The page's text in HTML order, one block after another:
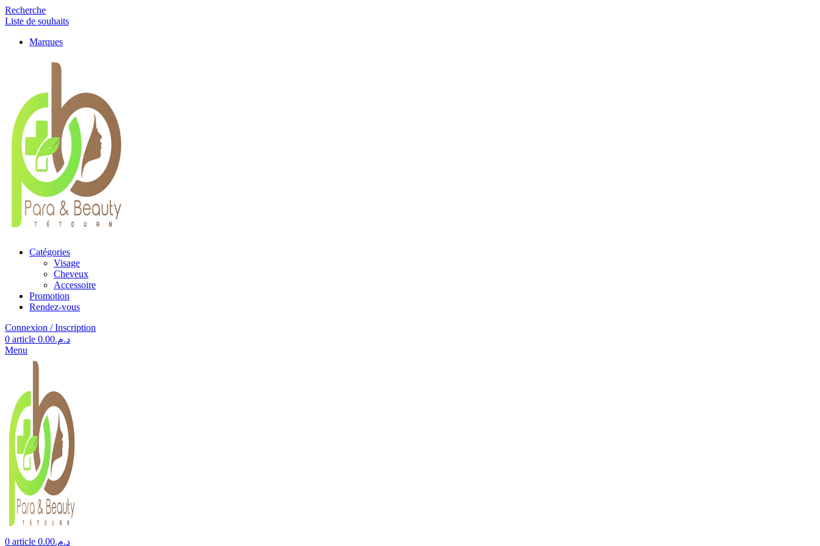
Recherche
Liste de souhaits
Marques
Catégories
Visage
Cheveux
Accessoire
Promotion
Rendez-vous
Connexion / Inscription
0 article د.م.0.00
Menu
0 article د.م.0.00